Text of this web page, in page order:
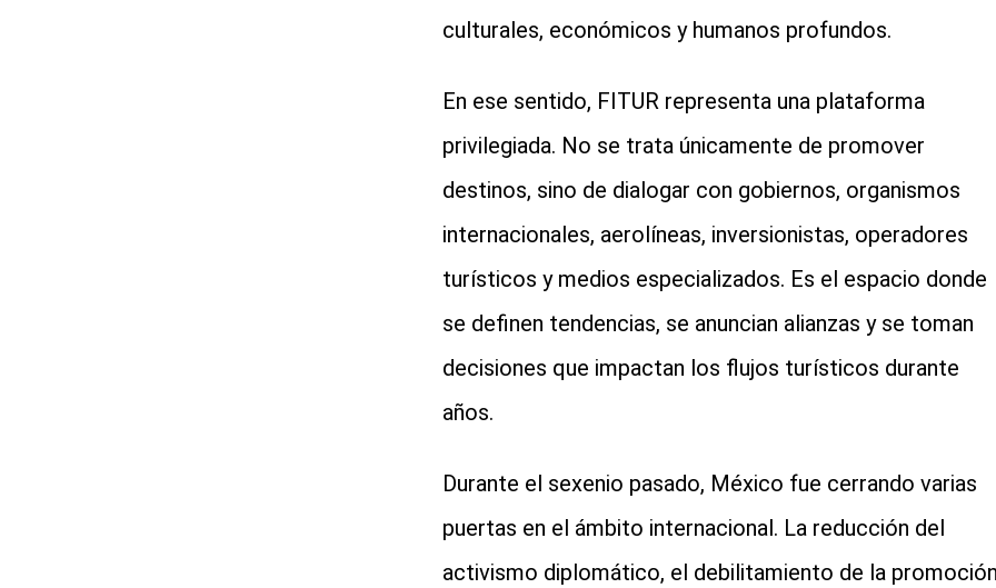
culturales, económicos y humanos profundos.
En ese sentido, FITUR representa una plataforma
privilegiada. No se trata únicamente de promover
destinos, sino de dialogar con gobiernos, organismos
internacionales, aerolíneas, inversionistas, operadores
turísticos y medios especializados. Es el espacio donde
se definen tendencias, se anuncian alianzas y se toman
decisiones que impactan los flujos turísticos durante
años.
Durante el sexenio pasado, México fue cerrando varias
puertas en el ámbito internacional. La reducción del
activismo diplomático, el debilitamiento de la